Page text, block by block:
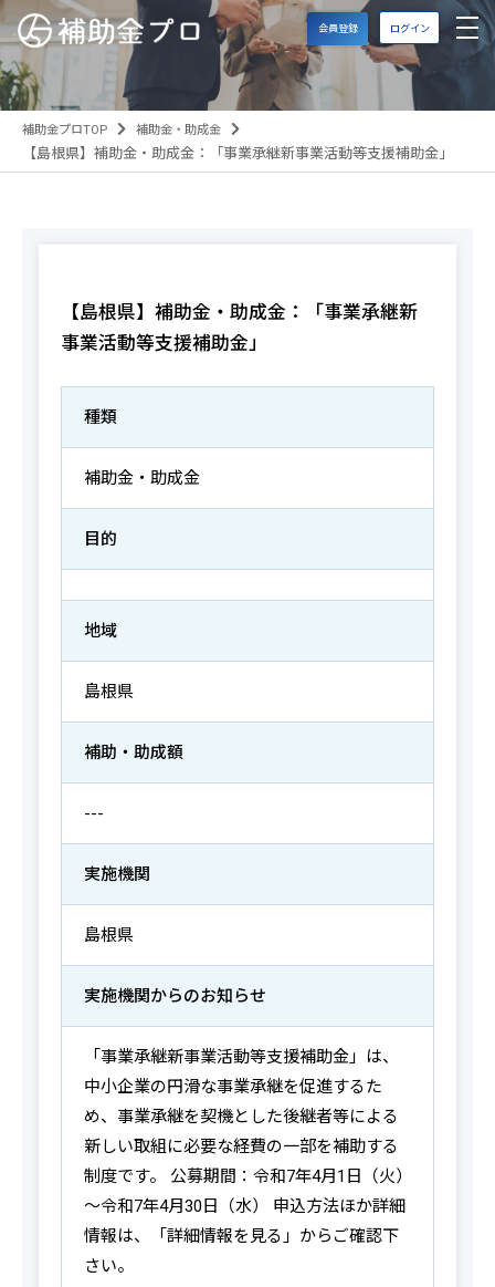
会員登録 ログイン
補助金プロTOP 補助金・助成金
【島根県】補助金・助成金：「事業承継新事業活動等支援補助金」
【島根県】補助金・助成金：「事業承継新
事業活動等支援補助金」
種類
補助金・助成金
目的
地域
島根県
補助・助成額
---
実施機関
島根県
実施機関からのお知らせ
「事業承継新事業活動等支援補助金」は、
中小企業の円滑な事業承継を促進するた
め、事業承継を契機とした後継者等による
新しい取組に必要な経費の一部を補助する
制度です。 公募期間：令和7年4月1日（火）
～令和7年4月30日（水） 申込方法ほか詳細
情報は、「詳細情報を見る」からご確認下
さい。